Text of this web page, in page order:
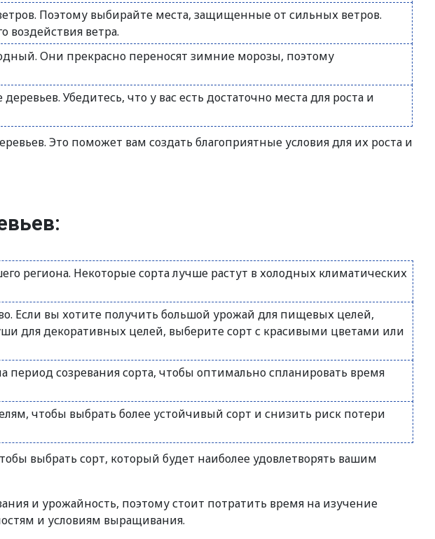
Поэтому выбирайте места, защищенные от сильных ветров.
воздействия ветра.
Они прекрасно переносят зимние морозы, поэтому
Убедитесь, что у вас есть достаточно места для роста и
Это поможет вам создать благоприятные условия для их роста и
региона. Некоторые сорта лучше растут в холодных климатических
Если вы хотите получить большой урожай для пищевых целей,
для декоративных целей, выберите сорт с красивыми цветами или
созревания сорта, чтобы оптимально спланировать время
чтобы выбрать более устойчивый сорт и снизить риск потери
выбрать сорт, который будет наиболее удовлетворять вашим
и урожайность, поэтому стоит потратить время на изучение
и условиям выращивания.